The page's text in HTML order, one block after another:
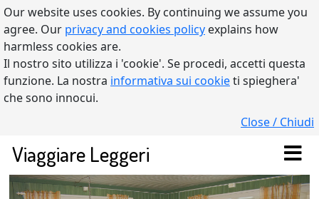
Our website uses cookies. By continuing we assume you
agree. Our privacy and cookies policy explains how
harmless cookies are.
Il nostro sito utilizza i 'cookie'. Se procedi, accetti questa
funzione. La nostra informativa sui cookieti spieghera'
che sono innocui.
Close / Chiudi
Viaggiare Leggeri